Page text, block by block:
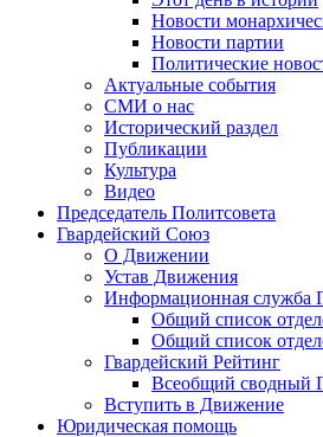
Новости
Новости партии
Политические
Актуальные события
СМИ о нас
Исторический раздел
Публикации
Культура
Видео
Председатель Политсовета
Гвардейский Союз
О Движении
Устав Движения
Информационная служба
Общий список
Общий список
Гвардейский Рейтинг
Всеобщий сводный
Вступить в Движение
Юридическая помощь